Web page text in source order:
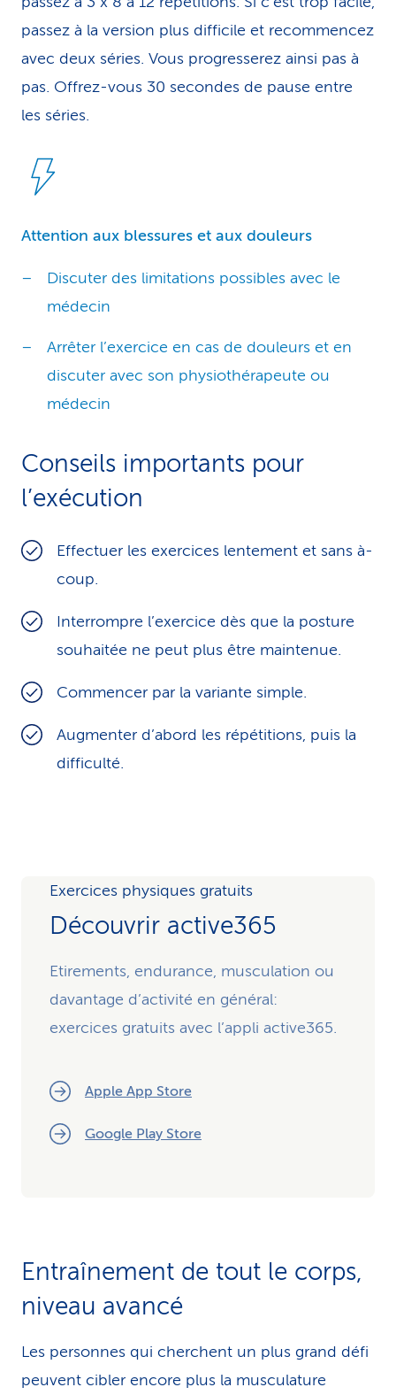
passez à la version plus difficile et recommencez
avec deux séries. Vous progresserez ainsi pas à
pas. Offrez-vous 30 secondes de pause entre
les séries.
Attention aux blessures et aux douleurs
Discuter des limitations possibles avec le
médecin
Arrêter l’exercice en cas de douleurs et en
discuter avec son physiothérapeute ou
médecin
Conseils importants pour
l’exécution
Effectuer les exercices lentement et sans à-
coup.
Interrompre l’exercice dès que la posture
souhaitée ne peut plus être maintenue.
Commencer par la variante simple.
Augmenter d’abord les répétitions, puis la
difficulté.
Exercices physiques gratuits
Découvrir active365
Etirements, endurance, musculation ou
davantage d’activité en général:
exercices gratuits avec l’appli active365.
Apple App Store
Google Play Store
Entraînement de tout le corps,
niveau avancé
Les personnes qui cherchent un plus grand défi
peuvent cibler encore plus la musculature